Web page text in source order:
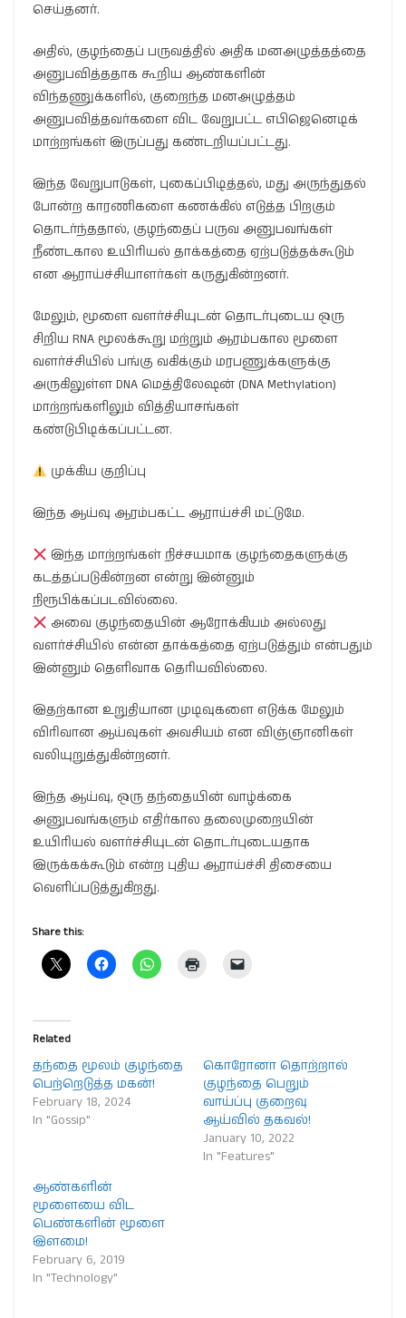
செய்தனர்.
அதில், குழந்தைப் பருவத்தில் அதிக மனஅழுத்தத்தை
அனுபவித்ததாக கூறிய ஆண்களின்
விந்தணுக்களில், குறைந்த மனஅழுத்தம்
அனுபவித்தவர்களை விட வேறுபட்ட எபிஜெனெடிக்
மாற்றங்கள் இருப்பது கண்டறியப்பட்டது.
இந்த வேறுபாடுகள், புகைப்பிடித்தல், மது அருந்துதல்
போன்ற காரணிகளை கணக்கில் எடுத்த பிறகும்
தொடர்ந்ததால், குழந்தைப் பருவ அனுபவங்கள்
நீண்டகால உயிரியல் தாக்கத்தை ஏற்படுத்தக்கூடும்
என ஆராய்ச்சியாளர்கள் கருதுகின்றனர்.
மேலும், மூளை வளர்ச்சியுடன் தொடர்புடைய ஒரு
சிறிய RNA மூலக்கூறு மற்றும் ஆரம்பகால மூளை
வளர்ச்சியில் பங்கு வகிக்கும் மரபணுக்களுக்கு
அருகிலுள்ள DNA மெத்திலேஷன் (DNA Methylation)
மாற்றங்களிலும் வித்தியாசங்கள்
கண்டுபிடிக்கப்பட்டன.
முக்கிய குறிப்பு
இந்த ஆய்வு ஆரம்பகட்ட ஆராய்ச்சி மட்டுமே.
இந்த மாற்றங்கள் நிச்சயமாக குழந்தைகளுக்கு
கடத்தப்படுகின்றன என்று இன்னும்
நிரூபிக்கப்படவில்லை.
அவை குழந்தையின் ஆரோக்கியம் அல்லது
வளர்ச்சியில் என்ன தாக்கத்தை ஏற்படுத்தும் என்பதும்
இன்னும் தெளிவாக தெரியவில்லை.
இதற்கான உறுதியான முடிவுகளை எடுக்க மேலும்
விரிவான ஆய்வுகள் அவசியம் என விஞ்ஞானிகள்
வலியுறுத்துகின்றனர்.
இந்த ஆய்வு, ஒரு தந்தையின் வாழ்க்கை
அனுபவங்களும் எதிர்கால தலைமுறையின்
உயிரியல் வளர்ச்சியுடன் தொடர்புடையதாக
இருக்கக்கூடும் என்ற புதிய ஆராய்ச்சி திசையை
வெளிப்படுத்துகிறது.
Share this:
Related
தந்தை மூலம் குழந்தை
பெற்றெடுத்த மகன்!
February 18, 2024
In "Gossip"
கொரோனா தொற்றால்
குழந்தை பெறும்
வாய்ப்பு குறைவு
ஆய்வில் தகவல்!
January 10, 2022
In "Features"
ஆண்களின்
மூளையை விட
பெண்களின் மூளை
இளமை!
February 6, 2019
In "Technology"